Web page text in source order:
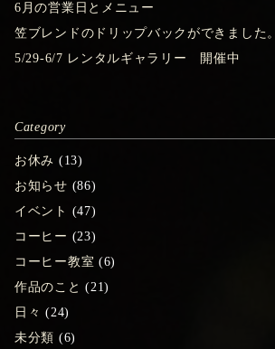
6月の営業日とメニュー
笠ブレンドのドリップバックができました。
5/29-6/7 レンタルギャラリー 開催中
Category
お休み (13)
お知らせ (86)
イベント (47)
コーヒー (23)
コーヒー教室 (6)
作品のこと (21)
日々 (24)
未分類 (6)